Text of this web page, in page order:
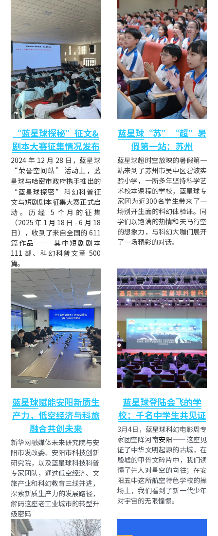
“蓝星球探秘”征文&
剧本大赛征集情况发布
2024 年 12 月 28 日，蓝星球
“荣誉空间站” 活动上，蓝
星球与哈密市政府携手推出的
“蓝星球探密” 科幻科普征
文与短剧剧本征集大赛正式启
动。历经 5 个月的征集
（2025 年 1 月 18 日 - 6 月 18
日），收到了来自全国的 611
篇作品 —— 其中短剧剧本
111 部、科幻科普文章 500
篇。
蓝星球“苏”“超”暑
假第一站：苏州
蓝星球超时空放映的暑假第一
站来到了苏州市吴中区碧波实
验小学，一所多年坚持科学艺
术校本课程的学校，蓝星球专
家团为近300名学生带来了一
场别开生面的科幻体验课。同
学们以饱满的热情和天马行空
的想象力，与科幻大咖们展开
了一场精彩的对话。
蓝星球赋能安阳新质生
产力，低空经济与科旅
融合共创未来
新华网融媒体未来研究院与安
阳市发改委、安阳市科技创新
研究院，以及蓝星球科技科普
专家团队，通过低空经济、文
旅产业和科幻教育三线并进，
探索新质生产力的发展路径，
解码这座老工业城市的转型升
级密码
蓝星球登陆会飞的学
校：千名中学生共见证
3月4日，蓝星球科幻电影周专
家团空降河南安阳——这座见
证了中华文明起源的古城，在
殷墟的甲骨文碎片中，我们读
懂了先人对星空的向往； 在安
阳五中这所航空特色学校的操
场上，我们看到了新一代少年
对宇宙的无限憧憬。